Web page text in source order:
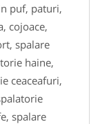
puf, paturi,
cojoace,
spalare
haine,
ceaceafuri,
spalare